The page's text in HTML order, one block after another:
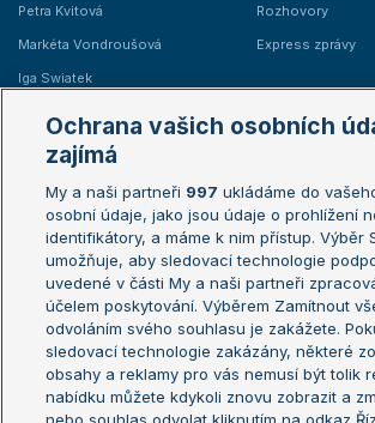
Petra Kvitová
Markéta Vondroušová
Iga Swiatek
Rozhovory
Express zprávy
Žebříčky
Žebříček ATP (muži)
Žebříček WTA (ženy)
Sázkařský žebříček
Australian Open
French Open
Wimbledon
US Open
Turnaj mistrů
Turnaj mistryň
Aktualní trendy
Ochrana vašich osobních
zajímá
My a naši partneři 997 ukládáme do
osobní údaje, jako jsou údaje o prohlížení
identifikátory, a máme k nim přístup. Výběr
umožňuje, aby sledovací technologie
uvedené v části My a naši partneři
účelem poskytování. Výběrem Zamítnout
odvoláním svého souhlasu je zakážete.
sledovací technologie zakázány, některé
obsahy a reklamy pro vás nemusí být tolik
nabídku můžete kdykoli znovu zobrazit a